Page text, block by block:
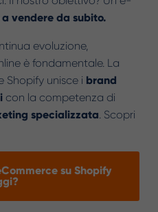
vendere da subito.
evoluzione,
è fondamentale. La
Shopify unisce i brand
con la competenza di
specializzata. Scopri
su Shopify